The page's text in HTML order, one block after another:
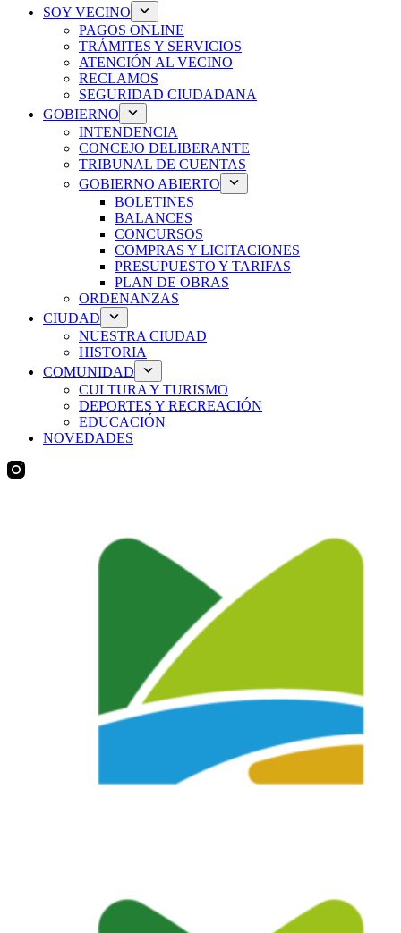
SOY VECINO
PAGOS ONLINE
TRÁMITES Y SERVICIOS
ATENCIÓN AL VECINO
RECLAMOS
SEGURIDAD CIUDADANA
GOBIERNO
INTENDENCIA
CONCEJO DELIBERANTE
TRIBUNAL DE CUENTAS
GOBIERNO ABIERTO
BOLETINES
BALANCES
CONCURSOS
COMPRAS Y LICITACIONES
PRESUPUESTO Y TARIFAS
PLAN DE OBRAS
ORDENANZAS
CIUDAD
NUESTRA CIUDAD
HISTORIA
COMUNIDAD
CULTURA Y TURISMO
DEPORTES Y RECREACIÓN
EDUCACIÓN
NOVEDADES